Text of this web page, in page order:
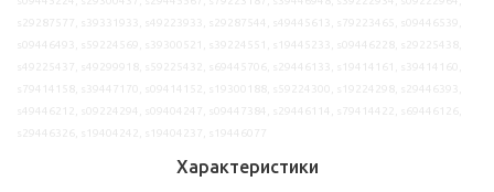
Характеристики